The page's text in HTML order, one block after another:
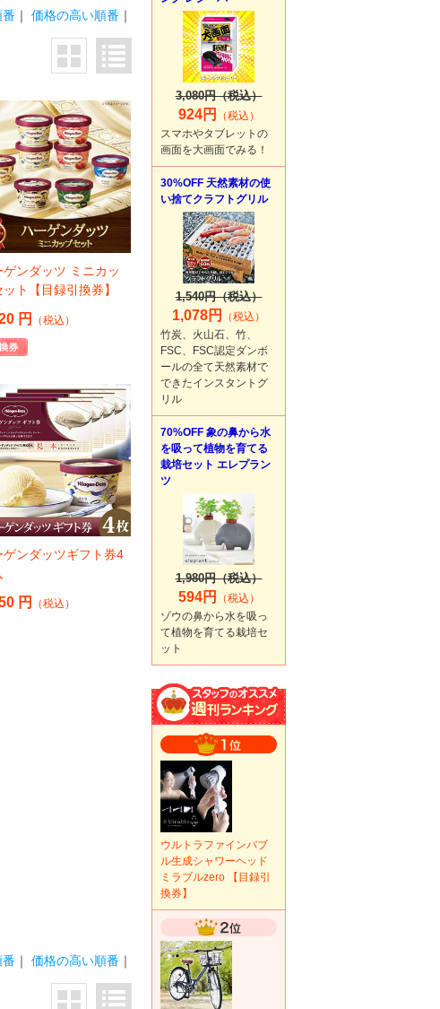
｜ 価格の高い順番 ｜
ゲンダッツ ミニカッ
ット【目録引換券】
円 （税込）
ゲンダッツギフト券4
円 （税込）
｜ 価格の高い順番 ｜
3,080円（税込）
924円
（税込）
スマホやタブレットの
画面を大画面でみる！
30%OFF 天然素材の使
い捨てクラフトグリル
1,540円（税込）
1,078円
（税込）
竹炭、火山石、竹、
FSC、FSC認定ダンボ
ールの全て天然素材で
できたインスタントグ
リル
70%OFF 象の鼻から水
を吸って植物を育てる
栽培セット エレプラン
ツ
1,980円（税込）
594円
（税込）
ゾウの鼻から水を吸っ
て植物を育てる栽培セ
ット
ウルトラファインバブ
ル生成シャワーヘッド
ミラブルzero 【目録引
換券】